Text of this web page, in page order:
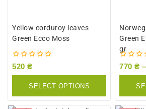
Yellow corduroy leaves
Green Ecco Moss
0
520 ₴
SELECT OPTIONS
Green
gr
0
770 ₴ –